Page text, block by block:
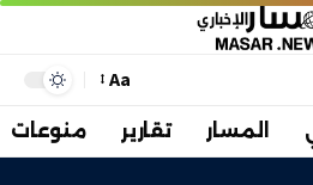
Aa
المسار تقارير منوعات